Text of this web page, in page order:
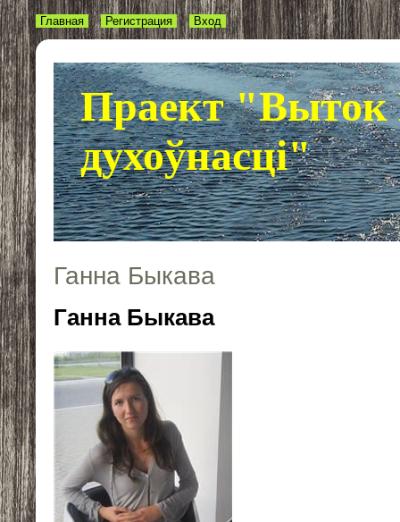
Праект "Выток
духоўнасці"
Главная Регистрация Вход
Ганна Быкава
Ганна Быкава